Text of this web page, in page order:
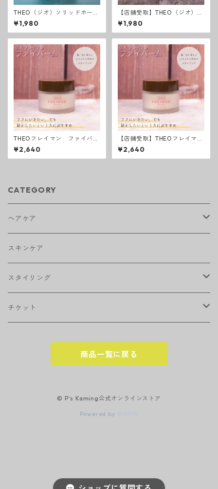
THEO（ジオ）ソリッドホール
ドワックス
¥1,980
【店舗受取】THEO（ジオ）ソ
リッドホールドスプレー
¥1,980
THEOフレイマン ファイバー
ム
¥2,640
【店舗受取】THEOフレイマ
ン ファイバーム
¥2,640
CATEGORY
ヘアケア
アウトバストリートメント
シャンプー
トリートメント
スキンケア
スタイリング
ワックス
チケット
商品一覧に戻る
© P‘s Kaming公式オンラインストア
Powered by